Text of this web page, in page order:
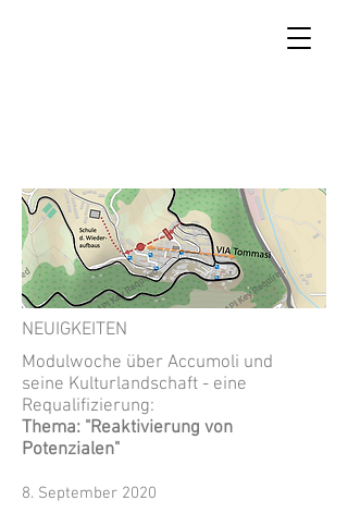
NEUIGKEITEN
Modulwoche über Accumoli und
seine Kulturlandschaft - eine
Requalifizierung:
Thema: "Reaktivierung von
Potenzialen"
8. September 2020